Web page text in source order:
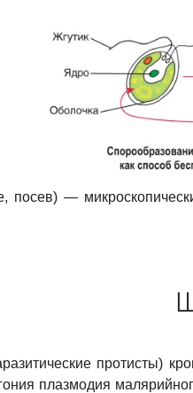
посев) —
протисты)
плазмодия